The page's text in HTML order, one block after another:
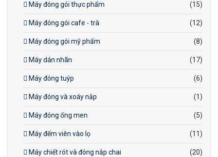
Máy đóng gói thực phẩm (15)
Máy đóng gói cafe - trà (12)
Máy đóng gói mỹ phẩm (8)
Máy dán nhãn (17)
Máy đóng tuýp (6)
Máy đóng và xoáy nắp (1)
Máy đóng ống men (5)
Máy đếm viên vào lọ (11)
Máy chiết rót và đóng nắp chai (20)